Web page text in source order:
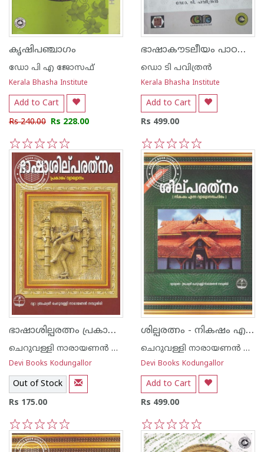
കൃഷിപഞ്ചാഗം
ഡോ പി എ ജോസഫ്
Kerala Bhasha Institute
Add to Cart
Rs 240.00 Rs 228.00
5
4
3
2
1
ഭാഷാകൗടലീയം പാഠവും പഠനവും
ഡൊ ടി പവിത്രന്‍
Kerala Bhasha Institute
Add to Cart
Rs 499.00
5
4
3
2
1
ഭാഷാശില്പരത്നം പ്രകാശം വ്യാഖ്യാനം
ചെറുവള്ളി നാരായണന്‍ നമ്പൂതിരി
Devi Books Kodungallor
Out of Stock
Rs 175.00
5
4
3
2
1
ശില്പരത്നം - നികഷം എന്ന വ്യാഖ്യാനസഹിതം- - Part 2
ചെറുവള്ളി നാരായണന്‍ നമ്പൂതിരി
Devi Books Kodungallor
Add to Cart
Rs 499.00
5
4
3
2
1